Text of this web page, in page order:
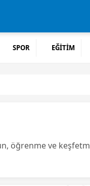
SPOR EĞİTİM
öğrenme ve